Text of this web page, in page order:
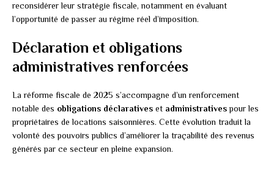
reconsidérer leur stratégie fiscale, notamment en évaluant
l’opportunité de passer au régime réel d’imposition.
Déclaration et obligations
administratives renforcées
La réforme fiscale de 2025 s’accompagne d’un renforcement
notable des obligations déclaratives et administrativespour les
propriétaires de locations saisonnières. Cette évolution traduit la
volonté des pouvoirs publics d’améliorer la traçabilité des revenus
générés par ce secteur en pleine expansion.